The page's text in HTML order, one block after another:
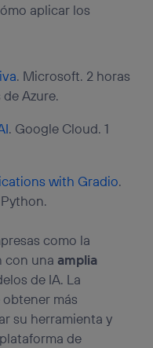
aplicar los
. Microsoft. 2 horas
Azure.
. Google Cloud. 1
with Gradio.
como la
con una amplia
de IA. La
más
su herramienta y
de